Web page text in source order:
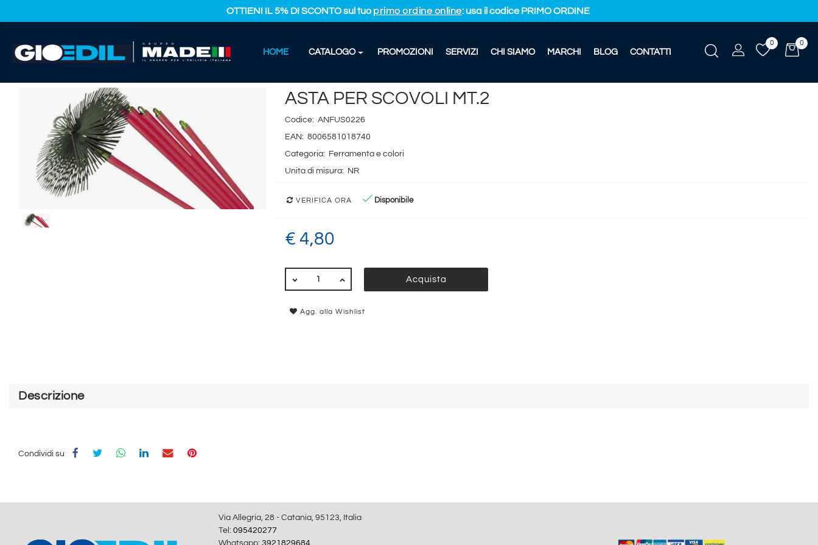
OTTIENI IL 5% DI SCONTO sul tuoprimo ordine online: usa il codice PRIMO ORDINE
HOME CATALOGO PROMOZIONI SERVIZI CHI SIAMO MARCHI BLOG CONTATTI
0
0
HOME
CATALOGO PRODOTTI FERRAMENTA E COLORI ASTA PER SCOVOLI MT.2
ASTA PER SCOVOLI MT.2
Codice: ANFUS0226
EAN: 8006581018740
Categoria:
Ferramenta e colori
Unita di misura:
NR
VERIFICA ORA Disponibile
€ 4,80
Acquista
Agg. alla Wishlist
Descrizione
Condividi su
Via Allegria, 28 - Catania, 95123, Italia
Tel: 095420277
Whatsapp: 3921829684